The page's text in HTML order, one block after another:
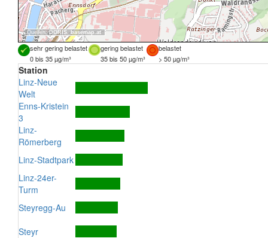
Quellen:DORIS, basemap.at
sehr gering belastet gering belastet
belastet
0 bis 35 µg/m³
35 bis 50 µg/m³ > 50 µg/m³
Station
Linz-Neue
Welt
Enns-Kristein
3
Linz-
Römerberg
Linz-Stadtpark
Linz-24er-
Turm
Steyregg-Au
Steyr